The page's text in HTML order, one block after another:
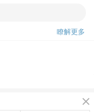
瞭解更多
close